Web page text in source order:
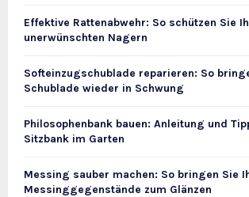
Effektive Rattenabwehr: So schützen Sie
unerwünschten Nagern
Softeinzugschublade reparieren: So
Schublade wieder in Schwung
Philosophenbank bauen: Anleitung und
Sitzbank im Garten
Messing sauber machen: So bringen Sie
Messinggegenstände zum Glänzen